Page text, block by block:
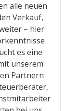
alle neuen
Verkauf,
– hier
es eine
unserem
Partnern